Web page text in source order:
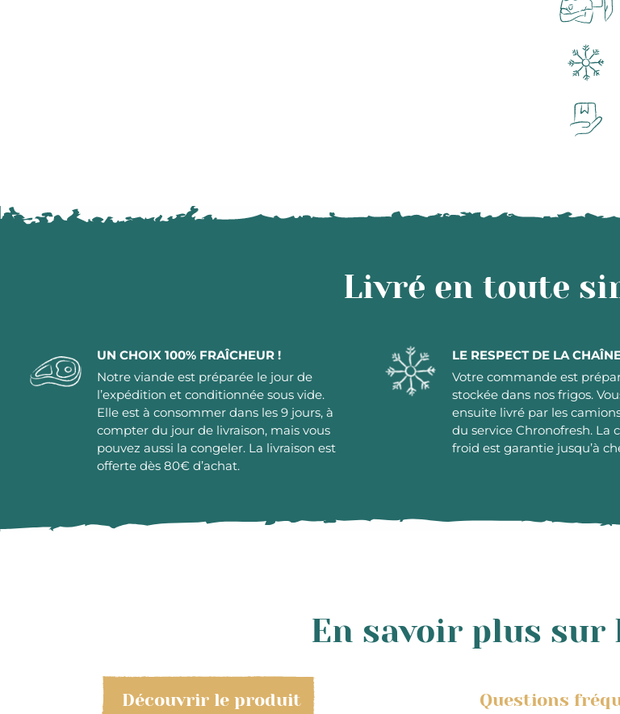
Livré en toute
UN CHOIX 100% FRAÎCHEUR !
Notre viande est préparée le jour de
l’expédition et conditionnée sous vide.
Elle est à consommer dans les 9 jours, à
compter du jour de livraison, mais vous
pouvez aussi la congeler. La livraison est
offerte dès 80€ d’achat.
LE RESPECT DE LA
Votre commande est
stockée dans nos frigos.
ensuite livré par les
du service Chronofresh. La
froid est garantie jusqu’à
En savoir plus
Découvrir le produit Questions